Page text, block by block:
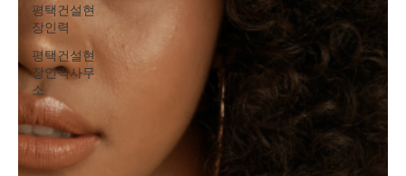
평택건설현
장인력
평택건설현
장인력사무
소